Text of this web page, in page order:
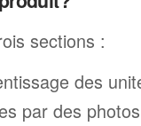
sections :
des
par des